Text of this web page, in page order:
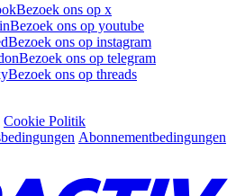
Bezoek ons op x
Bezoek ons op youtube
Bezoek ons op instagram
Bezoek ons op telegram
Bezoek ons op threads
Cookie Politik
Abonnementbedingungen